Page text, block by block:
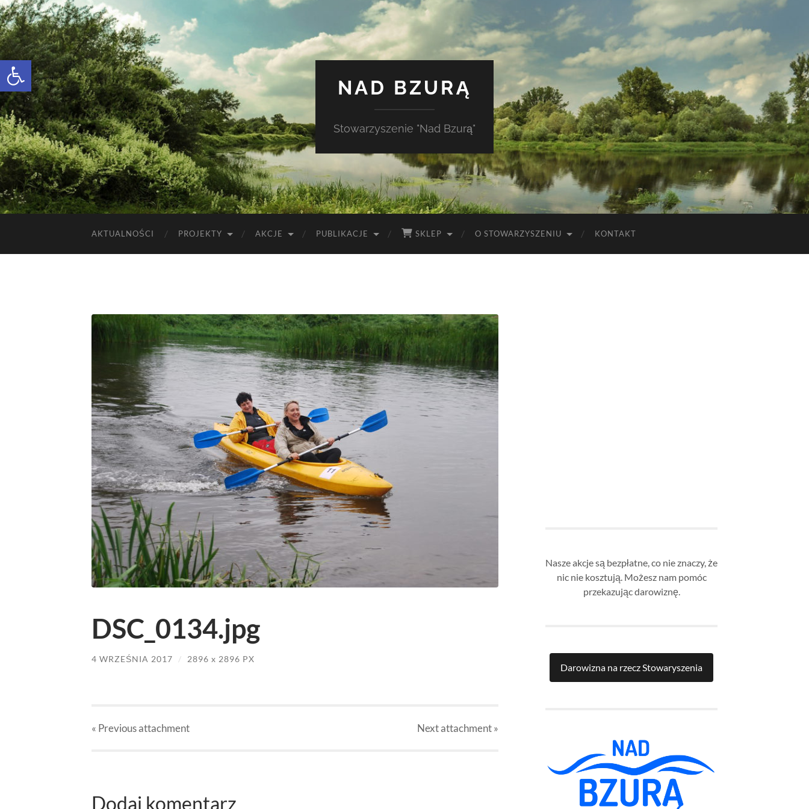
Otwórz pasek narzędzi
NAD BZURĄ
Stowarzyszenie "Nad Bzurą"
AKTUALNOŚCI PROJEKTY AKCJE PUBLIKACJE SKLEP O STOWARZYSZENIU KONTAKT
DSC_0134.jpg
4 WRZEŚNIA 2017 / 2896 x 2896 PX
« Previousattachment Nextattachment»
Dodaj komentarz
Nasze akcje są bezpłatne, co nie znaczy, że
nic nie kosztują. Możesz nam pomóc
przekazując darowiznę.
Darowizna na rzecz Stowaryszenia